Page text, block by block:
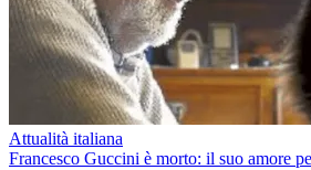
Attualità italiana
Francesco Guccini è morto: il suo amore